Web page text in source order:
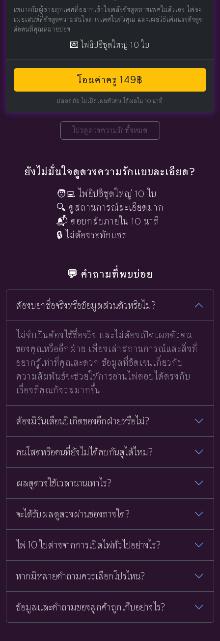
เหมาะกับผู้ชายทุกเพศที่อยากเข้าใจพลังดึงดูดทางเพศในตัวเอง ไพ่จะ
เผยเสน่ห์ที่ดึงดูดความสนใจทางเพศในตัวคุณ และเผยวิธีเพิ่มแรงดึงดูด
ต่อคนที่คุณหมายปอง
💌 ไพ่ยิปซีชุดใหญ่ 10 ใบ
โอนค่าครู 149฿
ปลอดภัย ไม่เปิดเผยตัวตน ได้ผลใน 10 นาที
โปรดูดวงความรักทั้งหมด
ยังไม่มั่นใจดูดวงความรักแบบละเอียด?
🧑‍💻 ไพ่ยิปซีชุดใหญ่ 10 ใบ
🔍 ดูสถานการณ์ละเอียดมาก
📬 ตอบกลับภายใน 10 นาที
🔒 ไม่ต้องรอทักแชท
💬 คำถามที่พบบ่อย
ต้องบอกชื่อจริงหรือข้อมูลส่วนตัวหรือไม่?
ไม่จำเป็นต้องใช้ชื่อจริง และไม่ต้องเปิดเผยตัวตน
ของคุณหรืออีกฝ่าย เพียงเล่าสถานการณ์และสิ่งที่
อยากรู้เท่าที่คุณสะดวก ข้อมูลที่ชัดเจนเกี่ยวกับ
ความสัมพันธ์จะช่วยให้การอ่านไพ่ตอบได้ตรงกับ
เรื่องที่คุณกังวลมากขึ้น
ต้องมีวันเดือนปีเกิดของอีกฝ่ายหรือไม่?
คนโสดหรือคนที่ยังไม่ได้คบกันดูได้ไหม?
ผลดูดวงใช้เวลานานเท่าไร?
จะได้รับผลดูดวงผ่านช่องทางใด?
ไพ่ 10 ใบต่างจากการเปิดไพ่ทั่วไปอย่างไร?
หากมีหลายคำถามควรเลือกโปรไหน?
ข้อมูลและคำถามของลูกค้าถูกเก็บอย่างไร?